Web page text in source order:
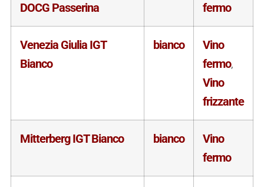
DOCG Passerina
fermo
Venezia Giulia IGT
Bianco
bianco
Vino
fermo,
Vino
frizzante
Mitterberg IGT Bianco bianco
Vino
fermo